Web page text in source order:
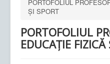
PORTOFOLIUL
ŞI SPORT
PORTOFOLIUL
EDUCAŢIE FIZICĂ